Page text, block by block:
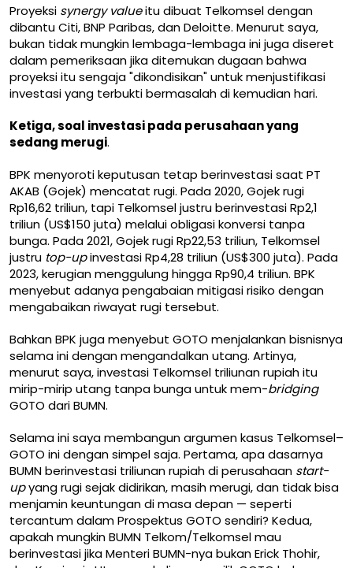
Proyeksi synergy valueitu dibuat Telkomsel dengan
dibantu Citi, BNP Paribas, dan Deloitte. Menurut saya,
bukan tidak mungkin lembaga-lembaga ini juga diseret
dalam pemeriksaan jika ditemukan dugaan bahwa
proyeksi itu sengaja "dikondisikan" untuk menjustifikasi
investasi yang terbukti bermasalah di kemudian hari.
Ketiga, soal investasi pada perusahaan yang
sedang merugi.
BPK menyoroti keputusan tetap berinvestasi saat PT
AKAB (Gojek) mencatat rugi. Pada 2020, Gojek rugi
Rp16,62 triliun, tapi Telkomsel justru berinvestasi Rp2,1
triliun (US$150 juta) melalui obligasi konversi tanpa
bunga. Pada 2021, Gojek rugi Rp22,53 triliun, Telkomsel
justru top-upinvestasi Rp4,28 triliun (US$300 juta). Pada
2023, kerugian menggulung hingga Rp90,4 triliun. BPK
menyebut adanya pengabaian mitigasi risiko dengan
mengabaikan riwayat rugi tersebut.
Bahkan BPK juga menyebut GOTO menjalankan bisnisnya
selama ini dengan mengandalkan utang. Artinya,
menurut saya, investasi Telkomsel triliunan rupiah itu
mirip-mirip utang tanpa bunga untuk mem-bridging
GOTO dari BUMN.
Selama ini saya membangun argumen kasus Telkomsel–
GOTO ini dengan simpel saja. Pertama, apa dasarnya
BUMN berinvestasi triliunan rupiah di perusahaan start-
upyang rugi sejak didirikan, masih merugi, dan tidak bisa
menjamin keuntungan di masa depan — seperti
tercantum dalam Prospektus GOTO sendiri? Kedua,
apakah mungkin BUMN Telkom/Telkomsel mau
berinvestasi jika Menteri BUMN-nya bukan Erick Thohir,